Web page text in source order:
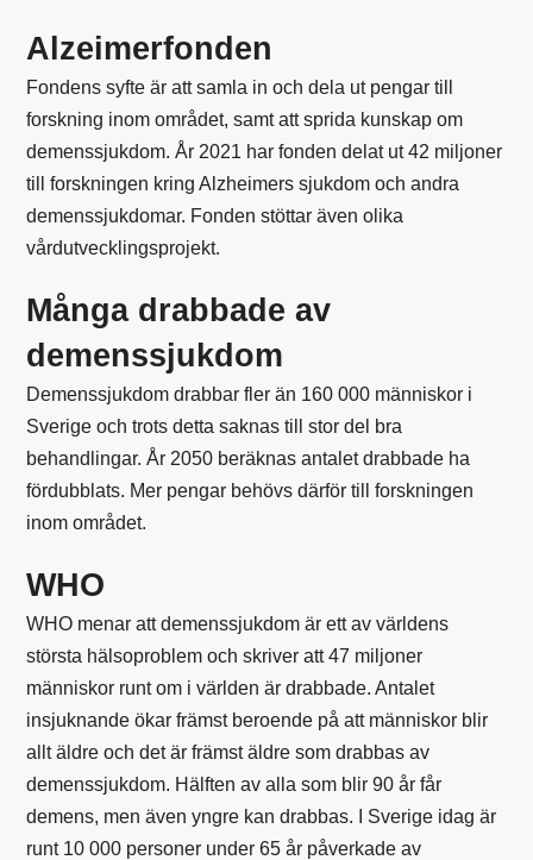
Alzeimerfonden
Fondens syfte är att samla in och dela ut pengar till
forskning inom området, samt att sprida kunskap om
demenssjukdom. År 2021 har fonden delat ut 42 miljoner
till forskningen kring Alzheimers sjukdom och andra
demenssjukdomar. Fonden stöttar även olika
vårdutvecklingsprojekt.
Många drabbade av
demenssjukdom
Demenssjukdom drabbar fler än 160 000 människor i
Sverige och trots detta saknas till stor del bra
behandlingar. År 2050 beräknas antalet drabbade ha
fördubblats. Mer pengar behövs därför till forskningen
inom området.
WHO
WHO menar att demenssjukdom är ett av världens
största hälsoproblem och skriver att 47 miljoner
människor runt om i världen är drabbade. Antalet
insjuknande ökar främst beroende på att människor blir
allt äldre och det är främst äldre som drabbas av
demenssjukdom. Hälften av alla som blir 90 år får
demens, men även yngre kan drabbas. I Sverige idag är
runt 10 000 personer under 65 år påverkade av